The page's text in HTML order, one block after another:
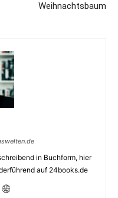
Weihnachtsbaum
in Buchform, hier
auf 24books.de